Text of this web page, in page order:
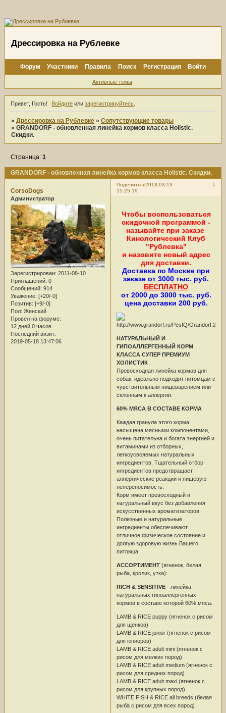
Дрессировка на Рублевке
Форум Участники Правила Поиск Регистрация Войти
Активные темы
Привет, Гость! Войдите илизарегистрируйтесь
»Дрессировка на Рублевке »Сопутствующие товары
»GRANDORF - обновленная линейка кормов класса Holistic.
Скидки.
GRANDORF - обновленная линейка кормов класса Holistic. Скидки.
Страница:1
Поделиться 1
2013-03-13
15:25:19
CorsoDogs
Администратор
Зарегистрирован: 2011-08-10
Приглашений: 0
Сообщений: 914
Уважение: [+20/-0]
Позитив: [+9/-0]
Пол: Женский
Провел на форуме:
12 дней 0 часов
Последний визит:
2019-05-18 13:47:06
Чтобы воспользоваться
скидочной программой -
называйте при заказе
Кинологический Клуб
"Рублевка"
и назовите новый адрес
для доставки.
Доставка по Москве при
заказе от 3000 тыс. руб.
БЕСПЛАТНО
от 2000 до 3000 тыс. руб.
цена доставки 200 руб.
НАТУРАЛЬНЫЙ И
ГИПОАЛЛЕРГЕННЫЙ КОРМ
КЛАССА СУПЕР ПРЕМИУМ
ХОЛИСТИК
Превосходная линейка кормов для
собак, идеально подходит питомцам с
чувствительным пищеварением или
склонным к аллергии.
60% МЯСА В СОСТАВЕ КОРМА
Каждая гранула этого корма
насыщена мясными компонентами,
очень питательна и богата энергией и
витаминами из отборных,
легкоусвояемых натуральных
ингредиентов. Тщательный отбор
ингредиентов предотвращает
аллергические реакции и пищевую
непереносимость.
Корм имеет превосходный и
натуральный вкус без добавления
искусственных ароматизаторов.
Полезные и натуральные
ингредиенты обеспечивают
отличное физическое состояние и
долгую здоровую жизнь Вашего
питомца.
АССОРТИМЕНТ(ягненок, белая
рыба, кролик, утка):
RICH & SENSITIVE- линейка
натуральных гипоаллергенных
кормов в составе которой 60% мяса.
LAMB & RICE puppy (ягненок с рисом
для щенков)
LAMB & RICE junior (ягненок с рисом
для юниоров)
LAMB & RICE adult mini (ягненок с
рисом для мелких пород)
LAMB & RICE adult medium (ягненок с
рисом для средних пород)
LAMB & RICE adult maxi (ягненок с
рисом для крупных пород)
WHITE FISH & RICE all breeds (белая
рыба с рисом для всех пород)